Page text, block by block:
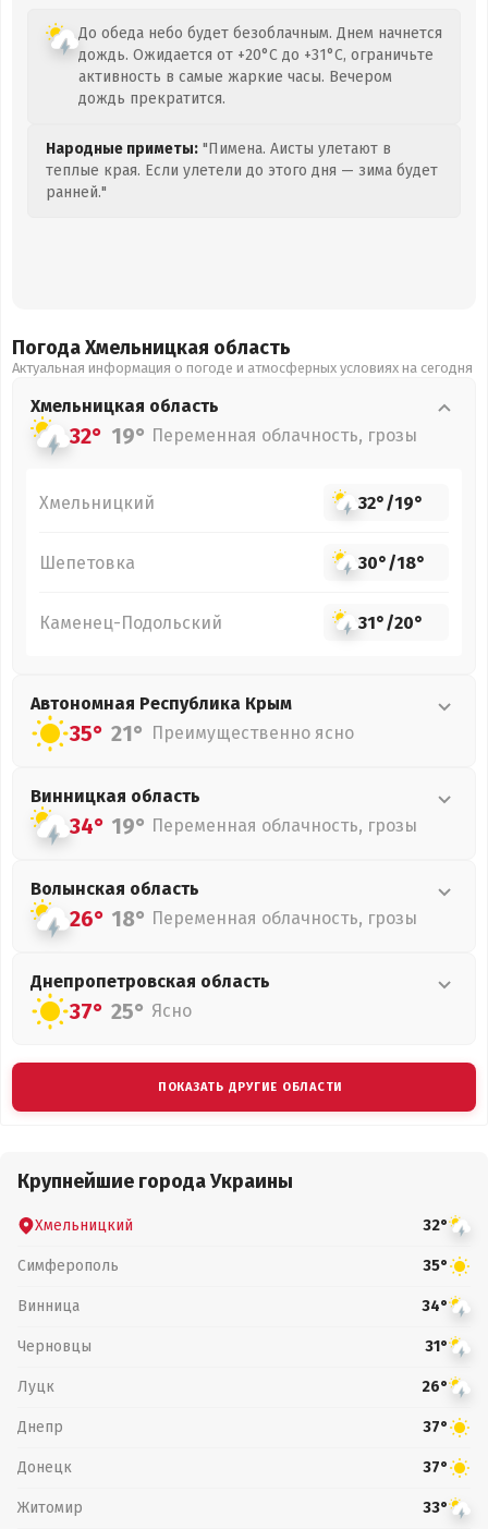
До обеда небо будет безоблачным. Днем начнется
дождь. Ожидается от +20°C до +31°C, ограничьте
активность в самые жаркие часы. Вечером
дождь прекратится.
Народные приметы: "Пимена. Аисты улетают в
теплые края. Если улетели до этого дня — зима будет
ранней."
Погода Хмельницкая область
Актуальная информация о погоде и атмосферных условиях на сегодня
Хмельницкая область
32° 19° Переменная облачность, грозы
Хмельницкий 32°/19°
Шепетовка 30°/18°
Каменец-Подольский 31°/20°
Автономная Республика Крым
35° 21° Преимущественно ясно
Винницкая область
34° 19° Переменная облачность, грозы
Волынская область
26° 18° Переменная облачность, грозы
Днепропетровская область
37° 25° Ясно
ПОКАЗАТЬ ДРУГИЕ ОБЛАСТИ
Крупнейшие города Украины
Хмельницкий 32°
Симферополь 35°
Винница 34°
Черновцы 31°
Луцк 26°
Днепр 37°
Донецк 37°
Житомир 33°